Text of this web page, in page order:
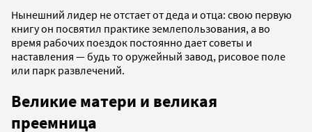
Нынешний лидер не отстает от деда и отца: свою первую
книгу он посвятил практике землепользования, а во
время рабочих поездок постоянно дает советы и
наставления — будь то оружейный завод, рисовое поле
или парк развлечений.
Великие матери и великая
преемница